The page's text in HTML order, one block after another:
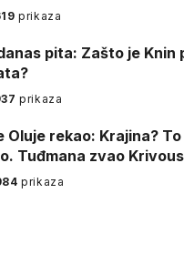
prikaza
pita: Zašto je Knin
prikaza
Oluje rekao: Krajina? To
Tuđmana zvao
prikaza